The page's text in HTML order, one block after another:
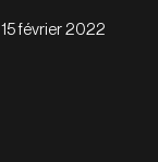
15 février 2022